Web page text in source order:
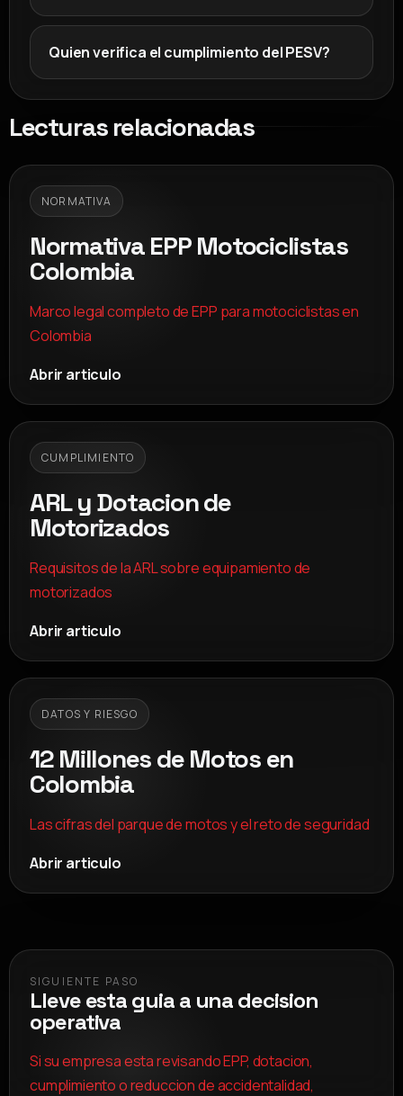
Quien verifica el cumplimiento del PESV?
Lecturas relacionadas
NORMATIVA
Normativa EPP Motociclistas
Colombia
Marco legal completo de EPP para motociclistas en
Colombia
Abrir articulo
CUMPLIMIENTO
ARL y Dotacion de
Motorizados
Requisitos de la ARL sobre equipamiento de
motorizados
Abrir articulo
DATOS Y RIESGO
12 Millones de Motos en
Colombia
Las cifras del parque de motos y el reto de seguridad
Abrir articulo
SIGUIENTE PASO
Lleve esta guia a una decision
operativa
Si su empresa esta revisando EPP, dotacion,
cumplimiento o reduccion de accidentalidad,